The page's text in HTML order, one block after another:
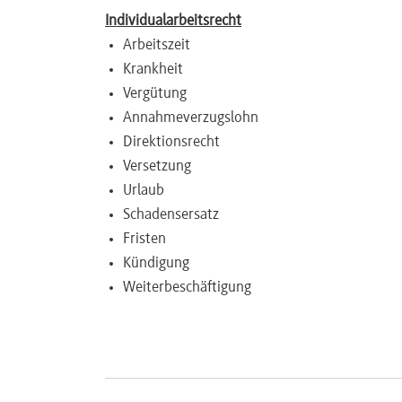
Individualarbeitsrecht
Arbeitszeit
Krankheit
Vergütung
Annahmeverzugslohn
Direktionsrecht
Versetzung
Urlaub
Schadensersatz
Fristen
Kündigung
Weiterbeschäftigung